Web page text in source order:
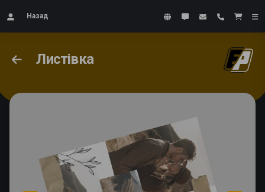
Назад
Листівка